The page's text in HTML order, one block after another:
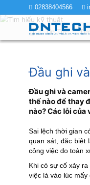
02838404566
Tin Tức
Đầu ghi
Đầu ghi và
thế nào để thay
nào? Các lỗi
Sai lệch thời gian
quan sát, đặc biệt
công việc do toàn
Khi có sự cố xảy
việc là vào lúc